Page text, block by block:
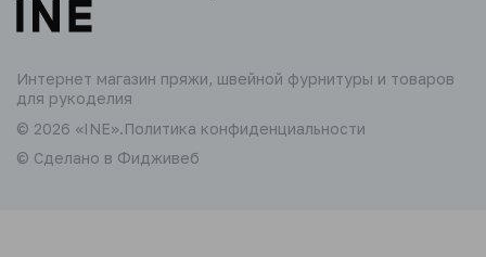
Интернет магазин пряжи, швейной фурнитуры и товаров
для рукоделия
© 2026 «INE».Политика конфиденциальности
© Сделано в Фидживеб